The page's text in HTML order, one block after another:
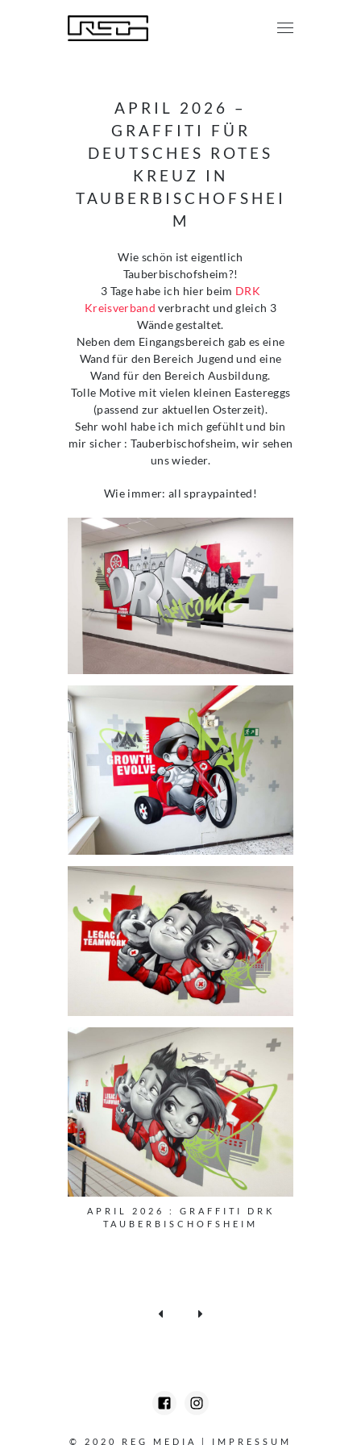
APRIL 2026 –
GRAFFITI FÜR
DEUTSCHES ROTES
KREUZ IN
TAUBERBISCHOFSHEI
M
Wie schön ist eigentlich
Tauberbischofsheim?!
3 Tage habe ich hier beim DRK
Kreisverband verbracht und gleich 3
Wände gestaltet.
Neben dem Eingangsbereich gab es eine
Wand für den Bereich Jugend und eine
Wand für den Bereich Ausbildung.
Tolle Motive mit vielen kleinen Eastereggs
(passend zur aktuellen Osterzeit).
Sehr wohl habe ich mich gefühlt und bin
mir sicher : Tauberbischofsheim, wir sehen
uns wieder.
Wie immer: all spraypainted!
APRIL 2026 : GRAFFITI DRK
TAUBERBISCHOFSHEIM
© 2020 REG MEDIA IMPRESSUM